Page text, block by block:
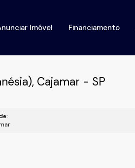
Financiamento
Imóvel
Cajamar - SP